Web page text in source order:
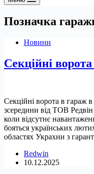
Позначка
Новини
Секційні
Секційні ворота в гараж в
зсередини від ТОВ
коли відсутнє
бояться українських
областях Украхни з
Redwin
10.12.2025